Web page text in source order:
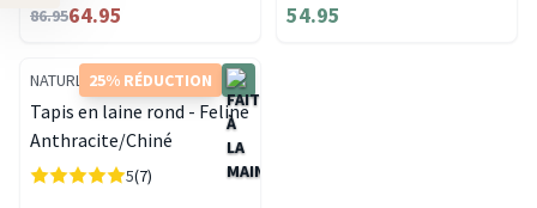
86.9564.95 54.95
25% RÉDUCTION
NATURL.
Tapis en laine rond - Feline
Anthracite/Chiné
5(7)